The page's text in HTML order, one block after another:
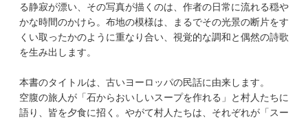
る静寂が漂い、その写真が描くのは、作者の日常に流れる穏や
かな時間のかけら。布地の模様は、まるでその光景の断片をす
くい取ったかのように重なり合い、視覚的な調和と偶然の詩歌
を生み出します。
本書のタイトルは、古いヨーロッパの民話に由来します。
空腹の旅人が「石からおいしいスープを作れる」と村人たちに
語り、皆を夕食に招く。やがて村人たちは、それぞれが「スー